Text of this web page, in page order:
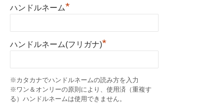
ハンドルネーム*
ハンドルネーム(フリガナ)*
※カタカナでハンドルネームの読み方を入力
※ワン＆オンリーの原則により、使用済（重複す
る）ハンドルネームは使用できません。